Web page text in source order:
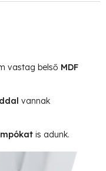
vastag belső MDF
vannak
is adunk.